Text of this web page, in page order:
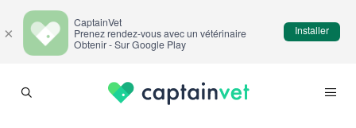
×
CaptainVet
Prenez rendez-vous avec un vétérinaire
Obtenir - Sur Google Play
Installer